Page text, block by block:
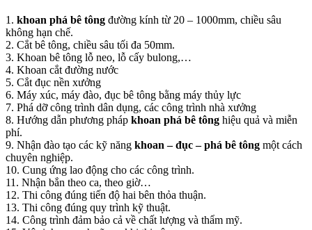
1. khoan phá bê tông đường kính từ 20 – 1000mm, chiều sâu
không hạn chế.
2. Cắt bê tông, chiều sâu tối đa 50mm.
3. Khoan bê tông lỗ neo, lỗ cấy bulong,…
4. Khoan cắt đường nước
5. Cắt đục nền xưởng
6. Máy xúc, máy đào, đục bê tông bằng máy thủy lực
7. Phá dỡ công trình dân dụng, các công trình nhà xưởng
8. Hướng dẫn phương pháp khoan phá bê tông hiệu quả và miễn
phí.
9. Nhận đào tạo các kỹ năng khoan – đục – phá bê tông một cách
chuyên nghiệp.
10. Cung ứng lao động cho các công trình.
11. Nhận bắn theo ca, theo giờ…
12. Thi công đúng tiến độ hai bên thỏa thuận.
13. Thi công đúng quy trình kỹ thuật.
14. Công trình đảm bảo cả về chất lượng và thẩm mỹ.